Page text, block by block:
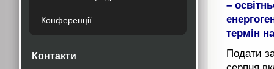
Конференції
Контакти
–
термін
Подати